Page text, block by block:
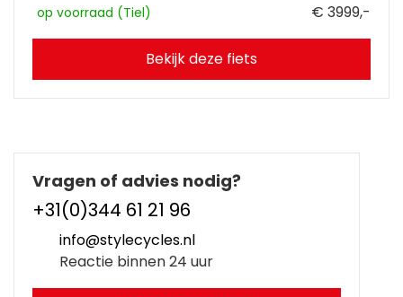
Vragen of advies nodig?
+31(0)344 61 21 96
info@stylecycles.nl
Reactie binnen 24 uur
op voorraad (Tiel) € 3999,-
Bekijk deze fiets